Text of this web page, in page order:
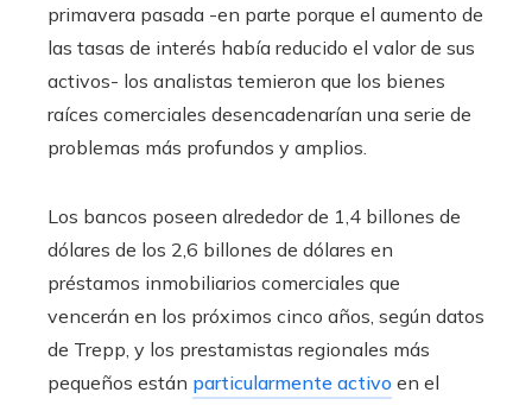
primavera pasada -en parte porque el aumento de
las tasas de interés había reducido el valor de sus
activos- los analistas temieron que los bienes
raíces comerciales desencadenarían una serie de
problemas más profundos y amplios.
Los bancos poseen alrededor de 1,4 billones de
dólares de los 2,6 billones de dólares en
préstamos inmobiliarios comerciales que
vencerán en los próximos cinco años, según datos
de Trepp, y los prestamistas regionales más
pequeños están particularmente activo en el